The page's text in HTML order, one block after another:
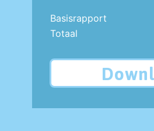
Basisrapport
Totaal